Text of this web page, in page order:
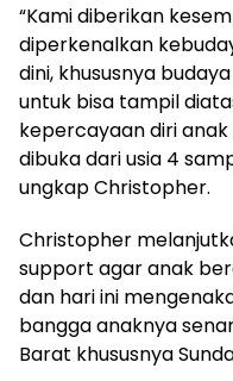
“Kami diberikan
diperkenalkan
dini, khususnya
untuk bisa tampil
kepercayaan diri anak
dibuka dari usia 4
ungkap Christopher.
Christopher
support agar anak
dan hari ini
bangga anaknya
Barat khususnya